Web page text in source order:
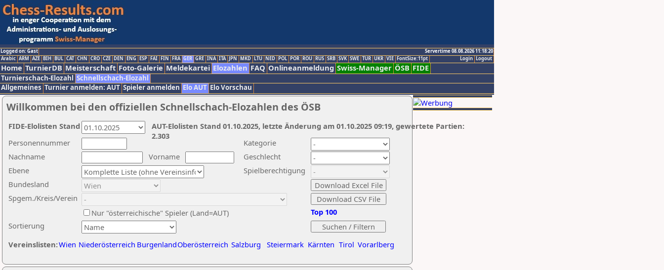
Logged on: Gast
Servertime 08.08.2026 11:18:20
Logout
Login
Arabic ARM AZE BIH BUL CAT CHN CRO CZE DEN ENG ESP FAI FIN FRA GER GRE INA ITA JPN MKD LTU NED POL POR ROU RUS SRB SVK SWE TUR UKR VIE FontSize:11pt
Home TurnierDB Meisterschaft Foto-Galerie Meldekartei Elozahlen FAQ Onlineanmeldung Swiss-Manager ÖSB FIDE
Turnierschach-Elozahl Schnellschach-Elozahl
Allgemeines Turnier anmelden: AUT Spieler anmelden Elo AUT Elo Vorschau
Willkommen bei den offiziellen Schnellschach-Elozahlen des ÖSB
Nachname
Vorname
Ebene
Kategorie
Sortierung
Personennummer
Bundesland
Spgem./Kreis/Verein
Geschlecht
Nur "österreichische" Spieler (Land=AUT)
Spielberechtigung
Vereinslisten:Wien Niederösterreich BurgenlandOberösterreich Salzburg Steiermark Kärnten Tirol Vorarlberg
Top 100
AUT-Elolisten Stand 01.10.2025, letzte Änderung am 01.10.2025 09:19, gewertete Partien:
2.303
FIDE-Elolisten Stand